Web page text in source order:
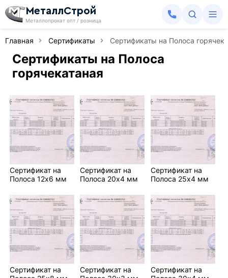
МеталлСтрой
Металлопрокат опт / розница
Главная Сертификаты Сертификаты на Полоса
Сертификаты на Полоса
горячекатаная
Сертификат на
Полоса 12х6 мм
Сертификат на
Полоса 20х4 мм
Сертификат на
Полоса 25х4 мм
Сертификат на
Сертификат на
Сертификат на